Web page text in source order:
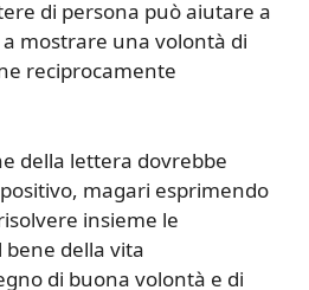
di persona può aiutare a
mostrare una volontà di
reciprocamente
della lettera dovrebbe
magari esprimendo
insieme le
della vita
di buona volontà e di